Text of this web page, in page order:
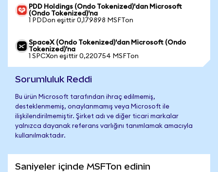
PDD Holdings (Ondo Tokenized)'dan Microsoft
(Ondo Tokenized)'na
1 PDDon eşittir 0,179898 MSFTon
SpaceX (Ondo Tokenized)'dan Microsoft (Ondo
Tokenized)'na
1 SPCXon eşittir 0,220754 MSFTon
Sorumluluk Reddi
Bu ürün Microsoft tarafından ihraç edilmemiş,
desteklenmemiş, onaylanmamış veya Microsoft ile
ilişkilendirilmemiştir. Şirket adı ve diğer ticari markalar
yalnızca dayanak referans varlığını tanımlamak amacıyla
kullanılmaktadır.
Saniyeler içinde MSFTon edinin